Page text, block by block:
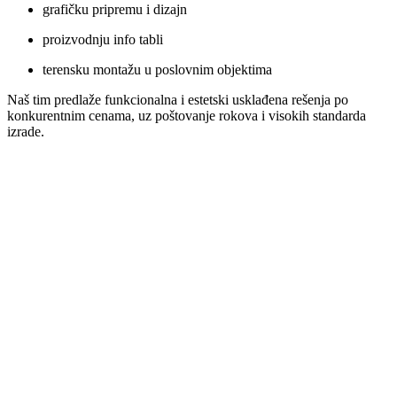
grafičku pripremu i dizajn
proizvodnju info tabli
terensku montažu u poslovnim objektima
Naš tim predlaže funkcionalna i estetski usklađena rešenja po
konkurentnim cenama, uz poštovanje rokova i visokih standarda
izrade.